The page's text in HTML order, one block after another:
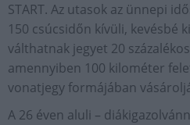
START. Az utasok az ünnepi
150 csúcsidőn kívüli, kevésbé
válthatnak jegyet 20
amennyiben 100 kilométer
vonatjegy formájában
A 26 éven aluli –